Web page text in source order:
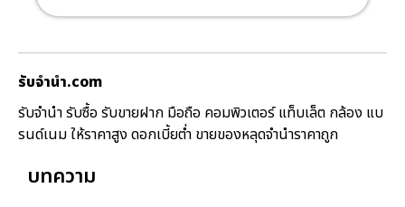
รับจํานํา.com
รับจำนำ รับซื้อ รับขายฝาก มือถือ คอมพิวเตอร์ แท็บเล็ต กล้อง แบ
รนด์เนม ให้ราคาสูง ดอกเบี้ยต่ำ ขายของหลุดจำนำราคาถูก
บทความ